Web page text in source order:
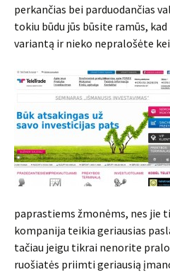
perkančias bei parduodančias
tokiu būdu jūs būsite ramūs,
variantą ir nieko nepralošėte
paprastiems žmonėms, nes jie
kompanija teikia geriausias
tačiau jeigu tikrai nenorite
ruošiatės priimti geriausią